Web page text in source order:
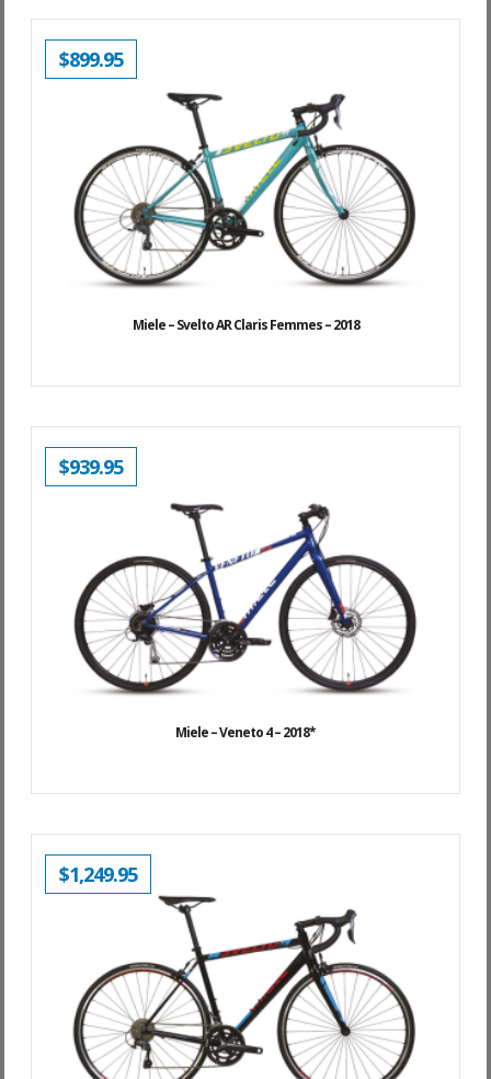
Miele – Svelto AR Claris Femmes – 2018
$899.95
Miele – Veneto 4 – 2018*
$939.95
$1,249.95